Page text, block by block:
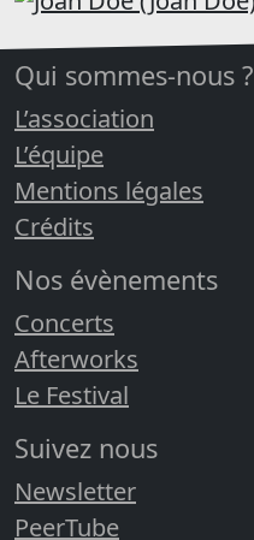
Qui sommes-nous ?
L’association
L’équipe
Mentions légales
Crédits
Nos évènements
Concerts
Afterworks
Le Festival
Suivez nous
Newsletter
PeerTube